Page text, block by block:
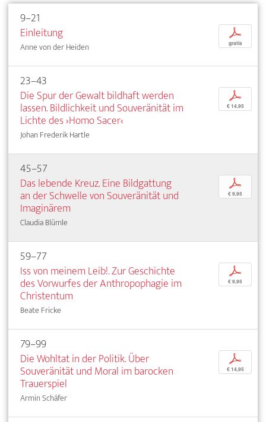
9–21
Einleitung
Anne von der Heiden
p
gratis
23–43
Die Spur der Gewalt bildhaft werden
lassen. Bildlichkeit und Souveränität im
Lichte des ›Homo Sacer‹
Johan Frederik Hartle
p
€ 14,95
45–57
Das lebende Kreuz. Eine Bildgattung
an der Schwelle von Souveränität und
Imaginärem
Claudia Blümle
p
€ 9,95
59–77
Iss von meinem Leib!. Zur Geschichte
des Vorwurfes der Anthropophagie im
Christentum
Beate Fricke
p
€ 9,95
79–99
Die Wohltat in der Politik. Über
Souveränität und Moral im barocken
Trauerspiel
Armin Schäfer
p
€ 14,95